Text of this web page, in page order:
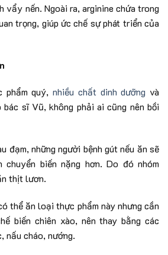
vẩy nến. Ngoài ra, arginine chứa trong
trọng, giúp ức chế sự phát triển của
phẩm quý,nhiều chất dinh dưỡng và
bác sĩ Vũ, không phải ai cũng nên bồi
đạm, những người bệnh gút nếu ăn sẽ
chuyển biến nặng hơn. Do đó nhóm
thịt lươn.
thể ăn loại thực phẩm này nhưng cần
biến chiên xào, nên thay bằng các
nấu cháo, nướng.